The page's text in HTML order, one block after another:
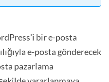
bir e-posta
e-posta gönderecek
pazarlama